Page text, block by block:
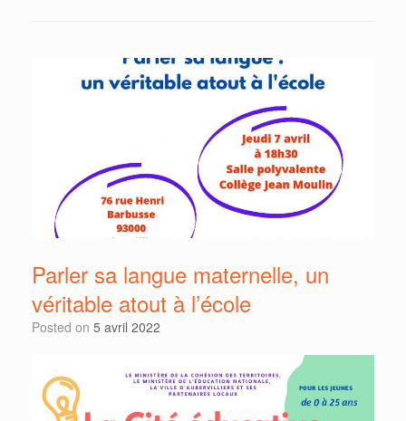
Parler sa langue maternelle, un
véritable atout à l’école
Posted on 5 avril 2022